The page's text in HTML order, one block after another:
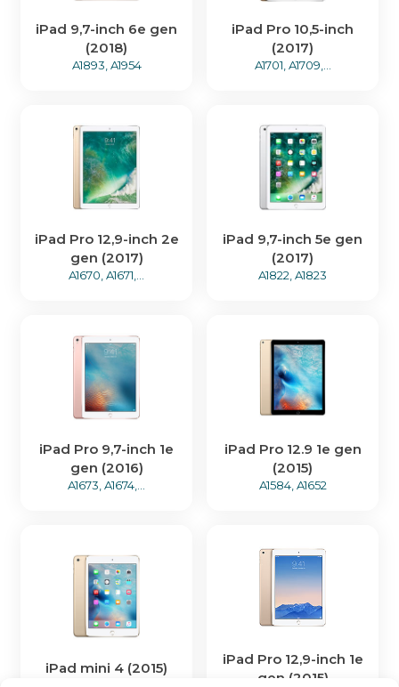
iPad 9,7-inch 6e gen
(2018)
A1893, A1954
iPad Pro 10,5-inch
(2017)
A1701, A1709,...
iPad Pro 12,9-inch 2e
gen (2017)
A1670, A1671,...
iPad 9,7-inch 5e gen
(2017)
A1822, A1823
iPad Pro 9,7-inch 1e
gen (2016)
A1673, A1674,...
iPad Pro 12.9 1e gen
(2015)
A1584, A1652
iPad mini 4 (2015)
iPad Pro 12,9-inch 1e
gen (2015)